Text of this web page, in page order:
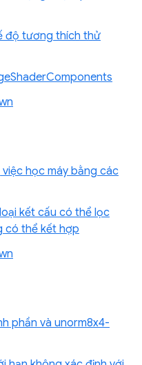
độ tương thích thử
học máy bằng các
kết cấu có thể lọc
có thể kết hợp
phần và unorm8x4-